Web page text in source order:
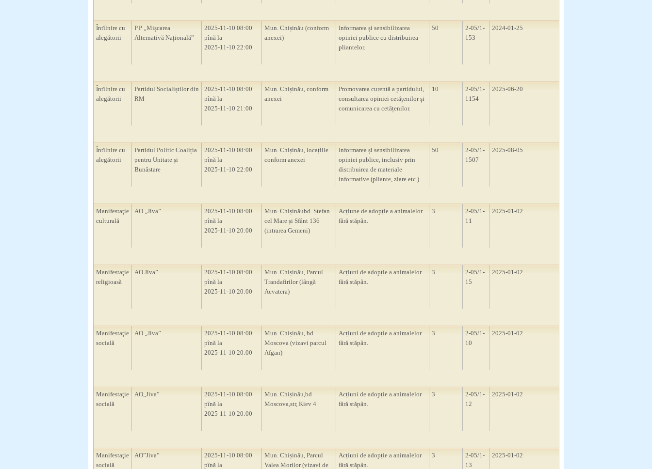
Întîlnire cu
alegătorii
P.P „Mișcarea
Alternativă Națională”
2025-11-10 08:00
pînă la
2025-11-10 22:00
Mun. Chișinău (conform
anexei)
Informarea și sensibilizarea
opiniei publice cu distribuirea
pliantelor.
50
2-05/1-
153
2024-01-25
Întîlnire cu
alegătorii
Partidul Socialiștilor din
RM
2025-11-10 08:00
pînă la
2025-11-10 21:00
Mun. Chișinău, conform
anexei
Promovarea curentă a partidului,
consultarea opiniei cetățenilor și
comunicarea cu cetățenilor.
10
2-05/1-
1154
2025-06-20
Întîlnire cu
alegătorii
Partidul Politic Coaliția
pentru Unitate și
Bunăstare
2025-11-10 08:00
pînă la
2025-11-10 22:00
Mun. Chișinău, locațiile
conform anexei
Informarea și sensibilizarea
opiniei publice, inclusiv prin
distribuirea de materiale
informative (pliante, ziare etc.)
50
2-05/1-
1507
2025-08-05
Manifestaţie
culturală
AO „Jiva”
2025-11-10 08:00
pînă la
2025-11-10 20:00
Mun. Chișinăubd. Ștefan
cel Mare și Sfânt 136
(intrarea Gemeni)
Acțiune de adopție a animalelor
fără stăpân.
3
2-05/1-
11
2025-01-02
Manifestaţie
religioasă
AO Jiva”
2025-11-10 08:00
pînă la
2025-11-10 20:00
Mun. Chișinău, Parcul
Trandafirilor (lângă
Acvatera)
Acțiuni de adopție a animalelor
fără stăpân.
3
2-05/1-
15
2025-01-02
Manifestaţie
socială
AO „Jiva”
2025-11-10 08:00
pînă la
2025-11-10 20:00
Mun. Chișinău, bd
Moscova (vizavi parcul
Afgan)
Acțiuni de adopție a animalelor
fără stăpân.
3
2-05/1-
10
2025-01-02
Manifestaţie
socială
AO„Jiva”
2025-11-10 08:00
pînă la
2025-11-10 20:00
Mun. Chișinău,bd
Moscova,str, Kiev 4
Acțiuni de adopție a animalelor
fără stăpân.
3
2-05/1-
12
2025-01-02
Manifestaţie
socială
AO”Jiva”
2025-11-10 08:00
pînă la
Mun. Chișinău, Parcul
Valea Morilor (vizavi de
Acțiuni de adopție a animalelor
fără stăpân.
3
2-05/1-
13
2025-01-02